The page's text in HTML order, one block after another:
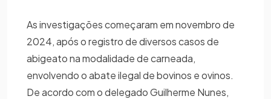
As investigações começaram em novembro de
2024, após o registro de diversos casos de
abigeato na modalidade de carneada,
envolvendo o abate ilegal de bovinos e ovinos.
De acordo com o delegado Guilherme Nunes,